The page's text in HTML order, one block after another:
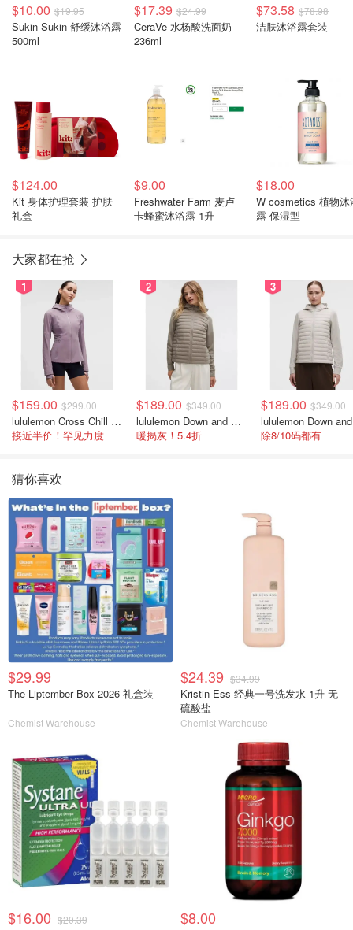
$10.00 $19.95
Sukin Sukin 舒缓沐浴露
500ml
$17.39 $24.99
CeraVe 水杨酸洗面奶
236ml
$73.58 $78.98
洁肤沐浴露套装
$124.00
Kit 身体护理套装 护肤
礼盒
$9.00
Freshwater Farm 麦卢
卡蜂蜜沐浴露 1升
$18.00
W cosmetics 植物沐
露 保湿型
大家都在抢
1
$159.00 $299.00
lululemon Cross Chill 女士运动外套
接近半价！罕见力度
2
$189.00 $349.00
lululemon Down and Around 羽绒夹克
暖揭灰！5.4折
3
$189.00 $349.00
除8/10码都有
猜你喜欢
$29.99
The Liptember Box 2026 礼盒装
Chemist Warehouse
$24.39 $34.99
Kristin Ess 经典一号洗发水 1升 无
硫酸盐
Chemist Warehouse
$16.00 $20.39 $8.00